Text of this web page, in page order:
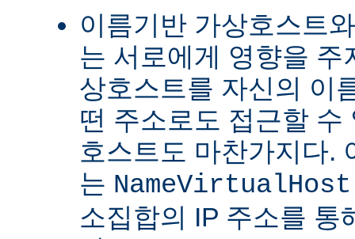
이름기반 가상호스트
는 서로에게 영향을 주
상호스트를 자신의 이
떤 주소로도 접근할 수
호스트도 마찬가지다.
는 NameVirtualHost
소집합의 IP 주소를 통